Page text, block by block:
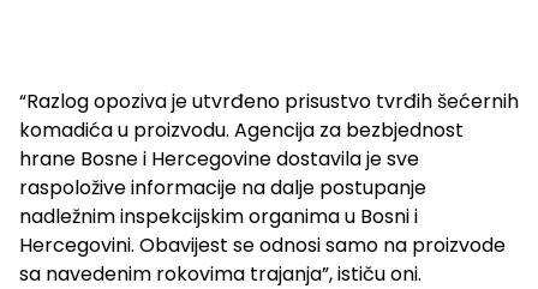
“Razlog opoziva je utvrđeno prisustvo tvrđih šećernih
komadića u proizvodu. Agencija za bezbjednost
hrane Bosne i Hercegovine dostavila je sve
raspoložive informacije na dalje postupanje
nadležnim inspekcijskim organima u Bosni i
Hercegovini. Obavijest se odnosi samo na proizvode
sa navedenim rokovima trajanja”, ističu oni.